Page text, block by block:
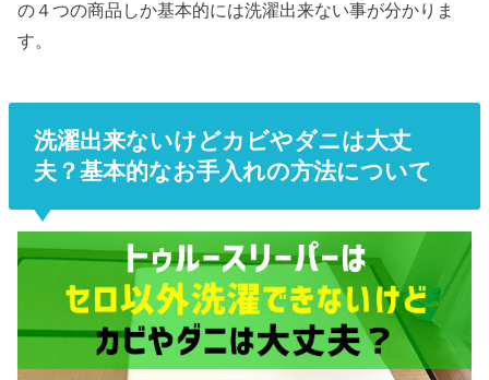
の４つの商品しか基本的には洗濯出来ない事が分かりま
す。
洗濯出来ないけどカビやダニは大丈
夫？基本的なお手入れの方法について